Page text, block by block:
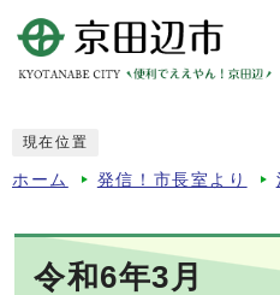
現在位置
ホーム 発信！市長室より
令和6年3月